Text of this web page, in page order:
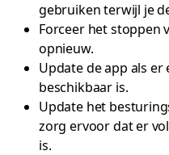
gebruiken terwijl je
Forceer het stoppen
opnieuw.
Update de app als er
beschikbaar is.
Update het
zorg ervoor dat er
is.